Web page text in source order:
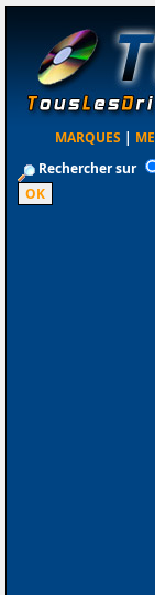
MARQUES |
Rechercher sur